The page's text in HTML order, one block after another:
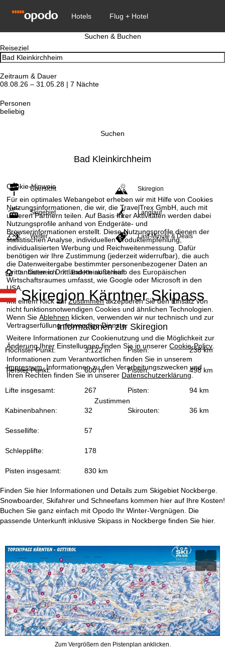
Cookie-Hinweis
Für ein optimales Webangebot erheben wir mit Hilfe von Cookies
Nutzungsinformationen, die wir, die TravelTrex GmbH, auch mit
unseren Partnern teilen. Auf Basis Ihrer Aktivitäten werden dabei
Nutzungsprofile anhand von Endgeräte- und
Browserinformationen erstellt. Diese Nutzungsprofile dienen der
statistischen Analyse, individuellen Produktempfehlung,
individualisierten Werbung und Reichweitenmessung. Dafür
benötigen wir Ihre Zustimmung (jederzeit widerrufbar), die auch
die Datenweitergabe bestimmter personenbezogener Daten an
Drittanbieter in Drittländern außerhalb des Europäischen
Wirtschaftsraumes umfasst, wie Google oder Microsoft in den
USA.
Mit einem Klick aufZustimmenakzeptieren Sie den Einsatz von
nicht funktionsnotwendigen Cookies und ähnlichen Technologien.
Wenn SieAblehnen klicken, verwenden wir nur technisch und zur
Vertragserfüllung notwendige Dienste.
Weitere Informationen zur Cookienutzung und die Möglichkeit zur
Änderung Ihrer Einstellungen finden Sie in unsererCookie-Policy
Informationen zum Verantwortlichen finden Sie in unserem
Impressum . Informationen zu den Verarbeitungszwecken und
Ihren Rechten finden Sie in unserer Datenschutzerklärung.
Zustimmen
Suchen & Buchen
Reiseziel
Zeitraum & Dauer
08.08.26 – 31.05.28 | 7 Nächte
Personen
beliebig
Suchen
Bad Kleinkirchheim
Übersicht Skiregion
Skigebiet Langlauf
Wetter Last-Minute & Deals
S
t
a
r
t
s
Österreich Bad Kleinkirchheim
Skiregion Kärntner Skipass
Informationen zur Skiregion
Höchster Punkt: 3.122 m Pisten: 238 km
Tiefster Punkt: 600 m Pisten: 498 km
Lifte insgesamt: 267 Pisten: 94 km
Kabinenbahnen: 32 Skirouten: 36 km
Sessellifte: 57
Schlepplifte: 178
Pisten insgesamt: 830 km
Finden Sie hier Informationen und Details zum Skigebiet Nockberge.
Snowboarder, Skifahrer und Schneefans kommen hier auf Ihre Kosten!
Buchen Sie ganz einfach mit Opodo Ihr Winter-Vergnügen. Die
passende Unterkunft inklusive Skipass in Nockberge finden Sie hier.
Zum Vergrößern den Pistenplan anklicken.